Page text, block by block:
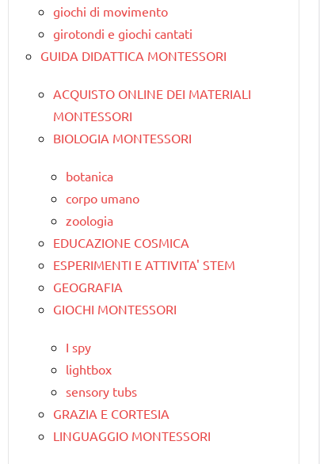
giochi di movimento
girotondi e giochi cantati
GUIDA DIDATTICA MONTESSORI
ACQUISTO ONLINE DEI MATERIALI
MONTESSORI
BIOLOGIA MONTESSORI
botanica
corpo umano
zoologia
EDUCAZIONE COSMICA
ESPERIMENTI E ATTIVITA' STEM
GEOGRAFIA
GIOCHI MONTESSORI
I spy
lightbox
sensory tubs
GRAZIA E CORTESIA
LINGUAGGIO MONTESSORI